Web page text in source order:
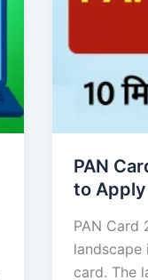
PAN
to Apply
PAN Card
card. The